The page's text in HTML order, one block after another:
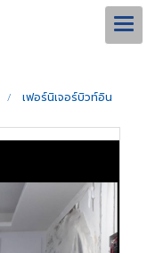
เฟอร์นิเจอร์บิวท์อิน